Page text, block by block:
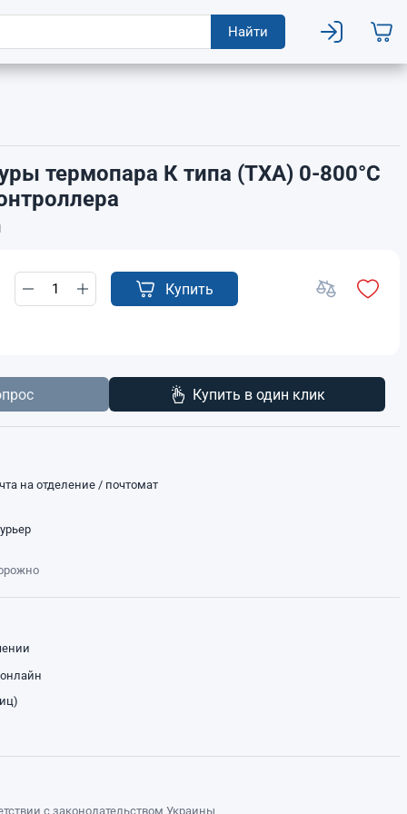
Найти
термопара К типа (ТХА) 0-800°C
Купить
Купить в один клик
на отделение / почтомат
с законодательством Украины